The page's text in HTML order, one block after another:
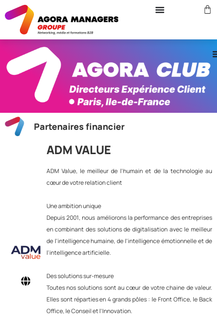
Partenaires financier
ADM VALUE
ADM Value, le meilleur de l'humain et de la technologie au
cœur de votre relation client
Une ambition unique
Depuis 2001, nous améliorons la performance des entreprises
en combinant des solutions de digitalisation avec le meilleur
de l'intelligence humaine, de l'intelligence émotionnelle et de
l'intelligence artificielle.
Des solutions sur-mesure
Toutes nos solutions sont au cœur de votre chaine de valeur.
Elles sont réparties en 4 grands pôles : le Front Office, le Back
Office, le Conseil et l'Innovation.